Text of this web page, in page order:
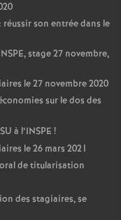
son entrée dans le
, stage 27 novembre,
le 27 novembre 2020
sur le dos des
à l’INSPE !
le 26 mars 2021
de titularisation
des stagiaires, se